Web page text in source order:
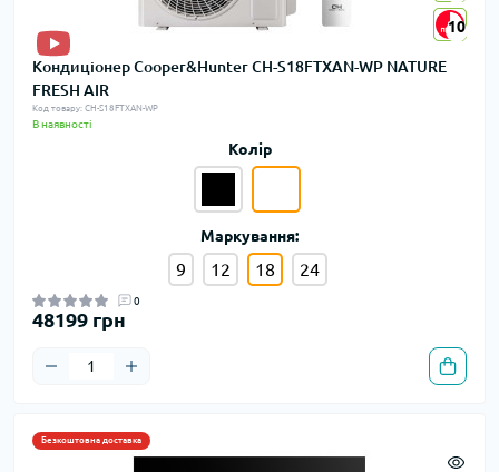
10
10
Кондиціонер Cooper&Hunter CH-S18FTXAN-WP NATURE
FRESH AIR
Код товару: CH-S18FTXAN-WP
В наявності
Колір
Маркування:
9 12 18 24
0
48199 грн
Безкоштовна доставка